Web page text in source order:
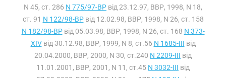
N 45, ст. 286 N 775/97-ВР від 23.12.97, ВВР, 1998, N 18,
ст. 91 N 122/98-ВРвід 12.02.98, ВВР, 1998, N 26, ст. 158
N 182/98-ВРвід 05.03.98, ВВР, 1998, N 26, ст. 168 N 373-
XIVвід 30.12.98, ВВР, 1999, N 8, ст.56 N 1685-III від
20.04.2000, ВВР, 2000, N 30, ст.240 N 2209-III від
11.01.2001, ВВР, 2001, N 11, ст.45 N 3032-III від